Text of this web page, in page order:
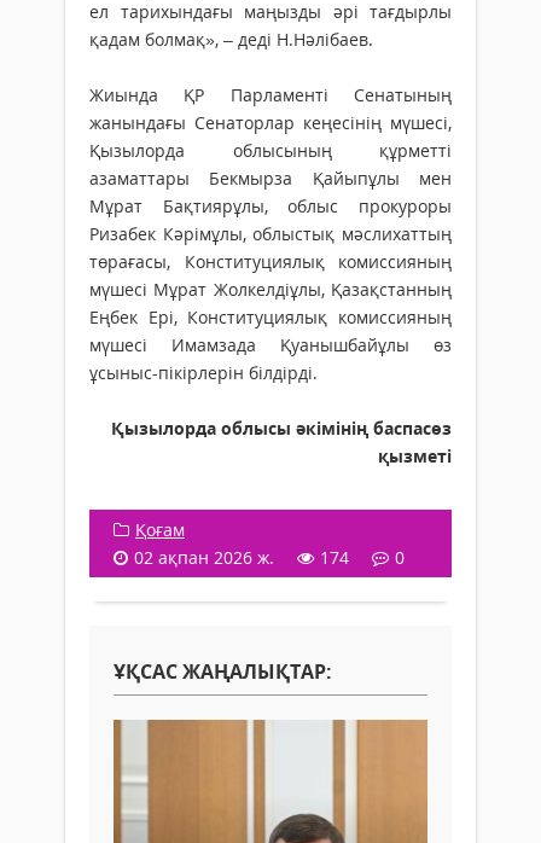
ел тарихындағы маңызды әрі тағдырлы
қадам болмақ», – деді Н.Нәлібаев.
Жиында ҚР Парламенті Сенатының
жанындағы Сенаторлар кеңесінің мүшесі,
Қызылорда облысының құрметті
азаматтары Бекмырза Қайыпұлы мен
Мұрат Бақтиярұлы, облыс прокуроры
Ризабек Кәрімұлы, облыстық мәслихаттың
төрағасы, Конституциялық комиссияның
мүшесі Мұрат Жолкелдіұлы, Қазақстанның
Еңбек Ері, Конституциялық комиссияның
мүшесі Имамзада Қуанышбайұлы өз
ұсыныс-пікірлерін білдірді.
Қызылорда облысы әкімінің баспасөз
қызметі
Қоғам
02 ақпан 2026 ж.
174 0
ҰҚСАС ЖАҢАЛЫҚТАР: